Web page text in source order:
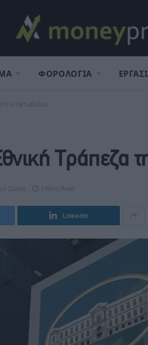
ΦΟΡΟΛΟΓΙΑ
14 Οκτωβρίου
Τράπεζα
Σχόλια 3 Mins Read
LinkedIn